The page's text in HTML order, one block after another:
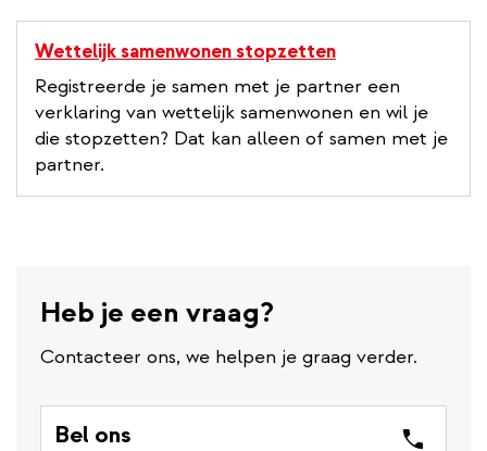
Wettelijk samenwonen stopzetten
Registreerde je samen met je partner een
verklaring van wettelijk samenwonen en wil je
die stopzetten? Dat kan alleen of samen met je
partner.
Heb je een vraag?
Contacteer ons, we helpen je graag verder.
Bel ons